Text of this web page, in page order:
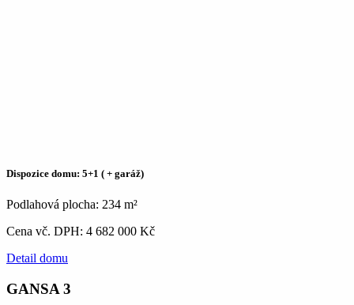
Dispozice domu: 5+1 ( + garáž)
Podlahová plocha: 234 m²
Cena vč. DPH: 4 682 000 Kč
Detail domu
GANSA 3